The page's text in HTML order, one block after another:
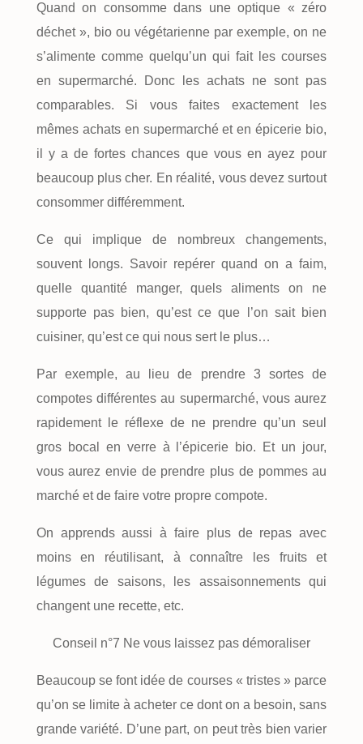
Quand on consomme dans une optique « zéro
déchet », bio ou végétarienne par exemple, on ne
s’alimente comme quelqu’un qui fait les courses
en supermarché. Donc les achats ne sont pas
comparables. Si vous faites exactement les
mêmes achats en supermarché et en épicerie bio,
il y a de fortes chances que vous en ayez pour
beaucoup plus cher. En réalité, vous devez surtout
consommer différemment.
Ce qui implique de nombreux changements,
souvent longs. Savoir repérer quand on a faim,
quelle quantité manger, quels aliments on ne
supporte pas bien, qu’est ce que l’on sait bien
cuisiner, qu’est ce qui nous sert le plus…
Par exemple, au lieu de prendre 3 sortes de
compotes différentes au supermarché, vous aurez
rapidement le réflexe de ne prendre qu’un seul
gros bocal en verre à l’épicerie bio. Et un jour,
vous aurez envie de prendre plus de pommes au
marché et de faire votre propre compote.
On apprends aussi à faire plus de repas avec
moins en réutilisant, à connaître les fruits et
légumes de saisons, les assaisonnements qui
changent une recette, etc.
Conseil n°7 Ne vous laissez pas démoraliser
Beaucoup se font idée de courses « tristes » parce
qu’on se limite à acheter ce dont on a besoin, sans
grande variété. D’une part, on peut très bien varier